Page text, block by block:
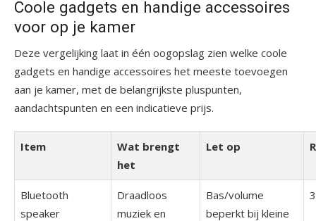
Coole gadgets en handige accessoires
voor op je kamer
Deze vergelijking laat in één oogopslag zien welke coole
gadgets en handige accessoires het meeste toevoegen
aan je kamer, met de belangrijkste pluspunten,
aandachtspunten en een indicatieve prijs.
Item
Wat brengt
het
Let op
Bluetooth
speaker
Draadloos
muziek en
Bas/volume
beperkt bij kleine